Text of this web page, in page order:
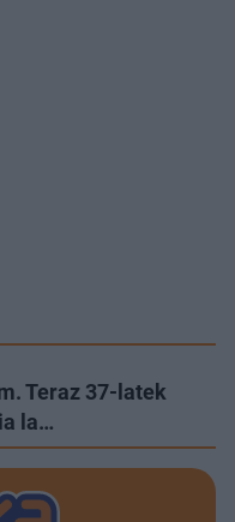
Teraz 37-latek
la…